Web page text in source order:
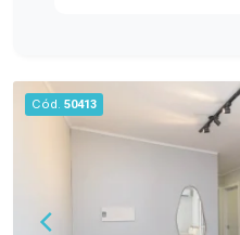
Cód. 50413